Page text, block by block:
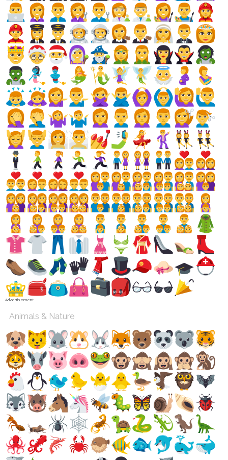
Advertisement
Animals & Nature